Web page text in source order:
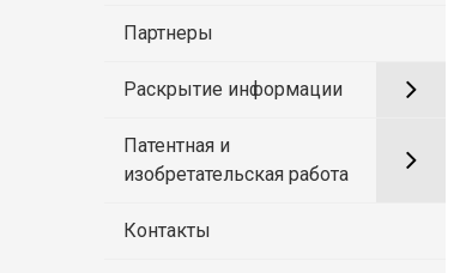
Партнеры
Раскрытие информации
Патентная и
изобретательская работа
Контакты